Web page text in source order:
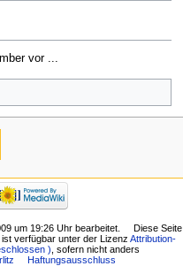
vor ...
um 19:26 Uhr bearbeitet.
Diese Seite
ist verfügbar unter der LizenzAttribution-
) , sofern nicht anders
Haftungsausschluss